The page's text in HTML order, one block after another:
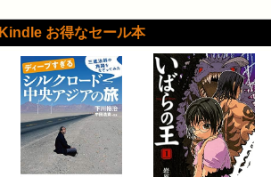
Kindle お得なセール本